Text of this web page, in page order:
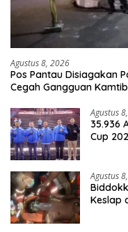
Agustus 8, 2026
Pos Pantau Disiagakan
Cegah Gangguan
Agustus
35.936
Cup
Agustus
Keslap